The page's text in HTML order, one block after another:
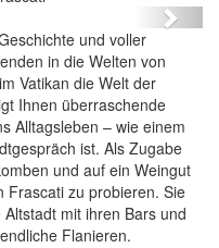
Next
und voller
in die Welten von
Vatikan die Welt der
Ihnen überraschende
Alltagsleben – wie einem
ist. Als Zugabe
und auf ein Weingut
Frascati zu probieren. Sie
mit ihren Bars und
Flanieren.